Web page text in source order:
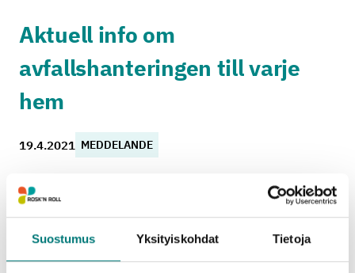
Suostumus Yksityiskohdat Tietoja
Aktuell info om
avfallshanteringen till varje
hem
19.4.2021 MEDDELANDE
Avfallshanteringsbolaget Rosk’n Rolls kundtidning
Roskis ges ut den här veckan.
Tidningen innehåller rikligt med information
gällande de kommunala avfallshanteringstjänsterna
och den delas därmed ut som ett offentligt